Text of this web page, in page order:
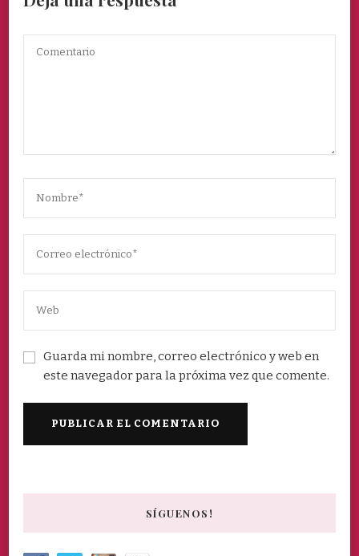
Guarda mi nombre, correo electrónico y web en
este navegador para la próxima vez que comente.
SÍGUENOS!